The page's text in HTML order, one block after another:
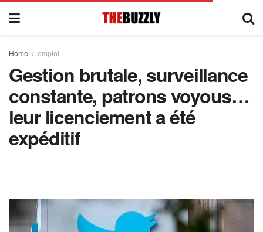
Home emploi
Gestion brutale, surveillance
constante, patrons voyous…
leur licenciement a été
expéditif